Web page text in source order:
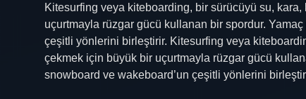
Kitesurfing veya kiteboarding, bir sürücüyü su,
uçurtmayla rüzgar gücü kullanan bir spordur.
çeşitli yönlerini birleştirir. Kitesurfing veya
çekmek için büyük bir uçurtmayla rüzgar gücü
snowboard ve wakeboard’un çeşitli yönlerini